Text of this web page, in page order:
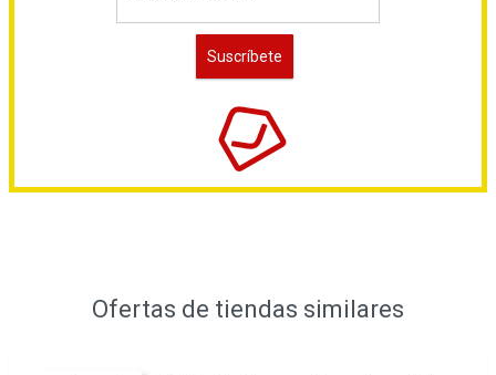
Ofertas de tiendas similares